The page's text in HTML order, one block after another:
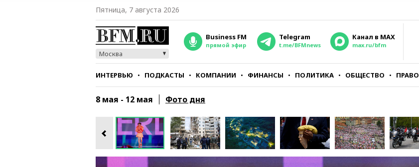
Пятница, 7 августа 2026
Москва
Business FM
прямой эфир
Telegram
t.me/BFMnews
Канал в MAX
max.ru/bfm
ИНТЕРВЬЮ ПОДКАСТЫ КОМПАНИИ ФИНАНСЫ ПОЛИТИКА ОБЩЕСТВО ПРАВО
СТИЛЬ ТЕСТЫ
8 мая - 12 мая Фото дня